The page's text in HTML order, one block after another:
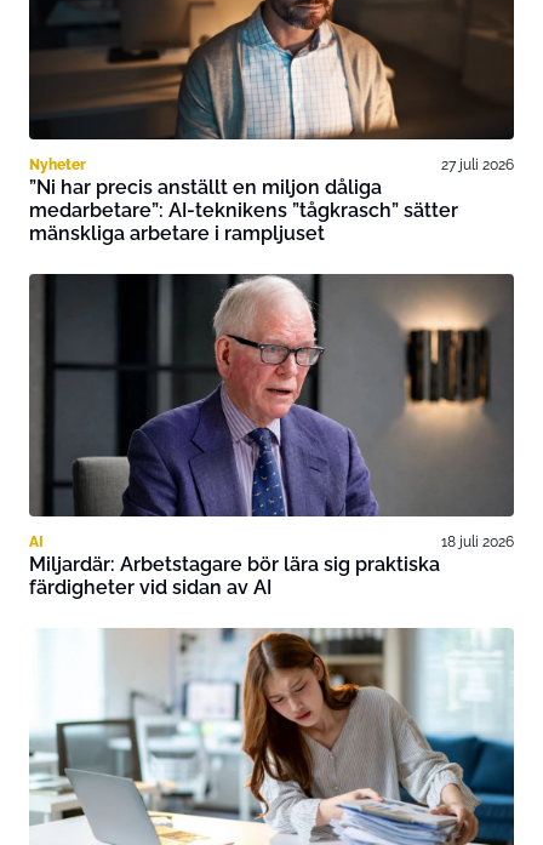
Nyheter 27 juli 2026
”Ni har precis anställt en miljon dåliga
medarbetare”: AI-teknikens ”tågkrasch” sätter
mänskliga arbetare i rampljuset
AI 18 juli 2026
Miljardär: Arbetstagare bör lära sig praktiska
färdigheter vid sidan av AI